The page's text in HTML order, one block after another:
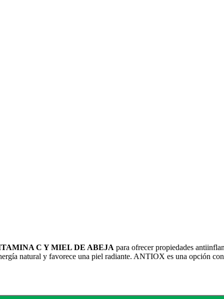
C Y MIEL DE ABEJA para ofrecer propiedades
natural y favorece una piel radiante. ANTIOX es una opción